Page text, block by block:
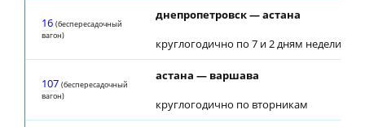
16 (беспересадочный
вагон)
днепропетровск — астана
круглогодично по 7 и 2 дням недели
107 (беспересадочный
вагон)
астана — варшава
круглогодично по вторникам